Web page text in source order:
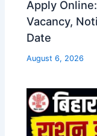
Apply
Vacancy,
Date
August 6, 2026